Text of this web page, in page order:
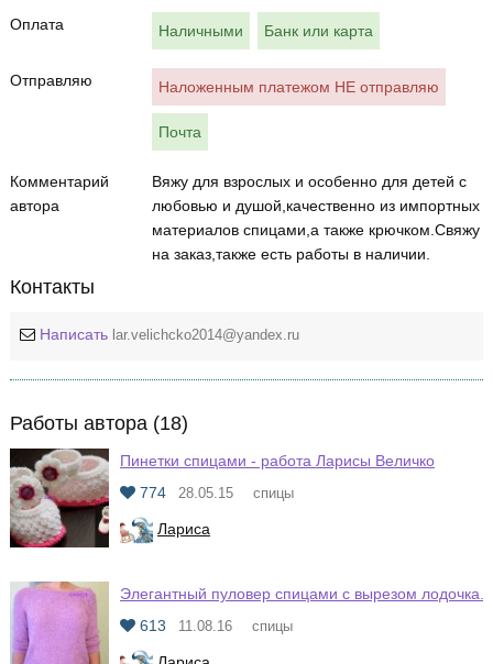
Оплата Наличными Банк или карта
Отправляю Наложенным платежом НЕ отправляю
Почта
Комментарий
автора
Вяжу для взрослых и особенно для детей с
любовью и душой,качественно из импортных
материалов спицами,а также крючком.Свяжу
на заказ,также есть работы в наличии.
Контакты
Написать lar.velichcko2014@yandex.ru
Работы автора (18)
Пинетки спицами - работа Ларисы Величко
774
28.05.15 спицы
Лариса
Элегантный пуловер спицами с вырезом лодочка.
613
11.08.16 спицы